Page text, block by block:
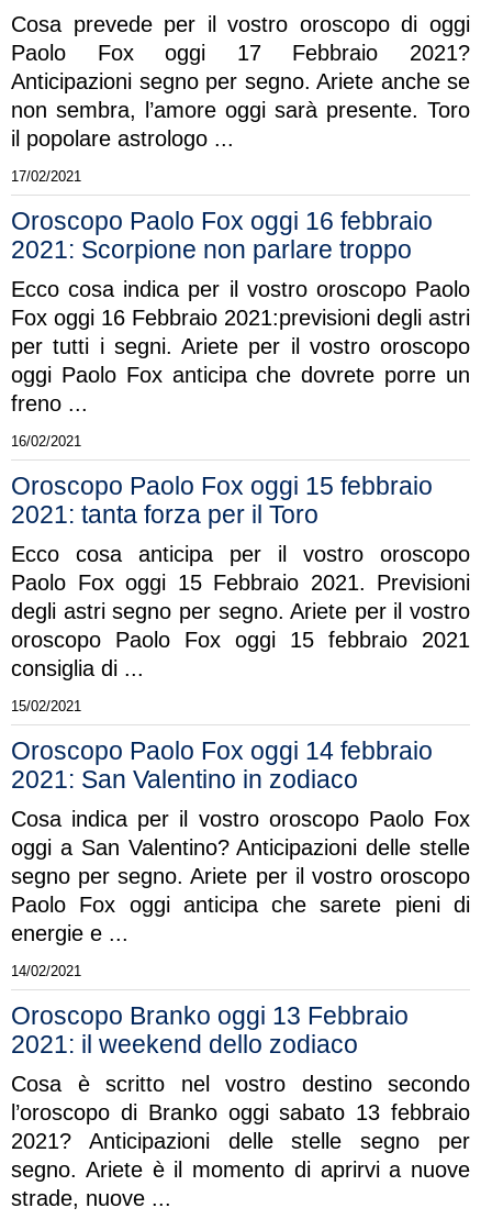
Cosa prevede per il vostro oroscopo di oggi
Paolo Fox oggi 17 Febbraio 2021?
Anticipazioni segno per segno. Ariete anche se
non sembra, l’amore oggi sarà presente. Toro
il popolare astrologo ...
17/02/2021
Oroscopo Paolo Fox oggi 16 febbraio
2021: Scorpione non parlare troppo
Ecco cosa indica per il vostro oroscopo Paolo
Fox oggi 16 Febbraio 2021:previsioni degli astri
per tutti i segni. Ariete per il vostro oroscopo
oggi Paolo Fox anticipa che dovrete porre un
freno ...
16/02/2021
Oroscopo Paolo Fox oggi 15 febbraio
2021: tanta forza per il Toro
Ecco cosa anticipa per il vostro oroscopo
Paolo Fox oggi 15 Febbraio 2021. Previsioni
degli astri segno per segno. Ariete per il vostro
oroscopo Paolo Fox oggi 15 febbraio 2021
consiglia di ...
15/02/2021
Oroscopo Paolo Fox oggi 14 febbraio
2021: San Valentino in zodiaco
Cosa indica per il vostro oroscopo Paolo Fox
oggi a San Valentino? Anticipazioni delle stelle
segno per segno. Ariete per il vostro oroscopo
Paolo Fox oggi anticipa che sarete pieni di
energie e ...
14/02/2021
Oroscopo Branko oggi 13 Febbraio
2021: il weekend dello zodiaco
Cosa è scritto nel vostro destino secondo
l’oroscopo di Branko oggi sabato 13 febbraio
2021? Anticipazioni delle stelle segno per
segno. Ariete è il momento di aprirvi a nuove
strade, nuove ...